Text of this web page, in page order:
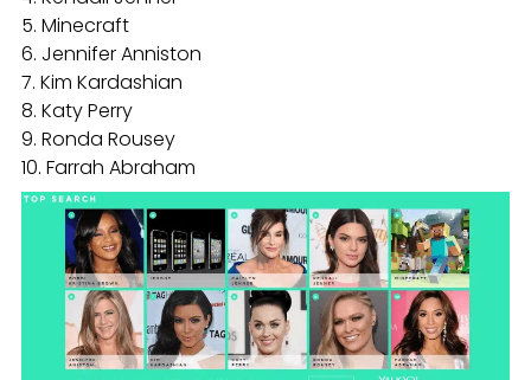
Minecraft
Jennifer Anniston
Kim Kardashian
Katy Perry
Ronda Rousey
Farrah Abraham